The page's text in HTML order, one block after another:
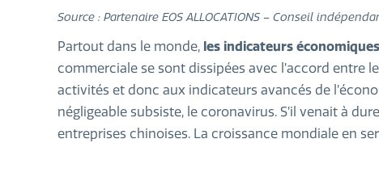
Source : Partenaire EOS ALLOCATIONS – Conseil
Partout dans le monde, les indicateurs
commerciale se sont dissipées avec l’accord entre
activités et donc aux indicateurs avancés de
négligeable subsiste, le coronavirus. S’il venait à
entreprises chinoises. La croissance mondiale en